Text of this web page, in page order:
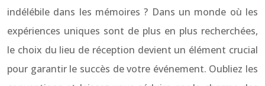
indélébile dans les mémoires ? Dans un monde où les
expériences uniques sont de plus en plus recherchées,
le choix du lieu de réception devient un élément crucial
pour garantir le succès de votre événement. Oubliez les